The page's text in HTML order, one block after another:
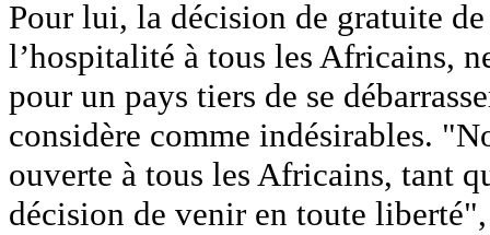
Pour lui, la décision de gratuite
l’hospitalité à tous les Africains,
pour un pays tiers de se
considère comme indésirables.
ouverte à tous les Africains, tant
décision de venir en toute